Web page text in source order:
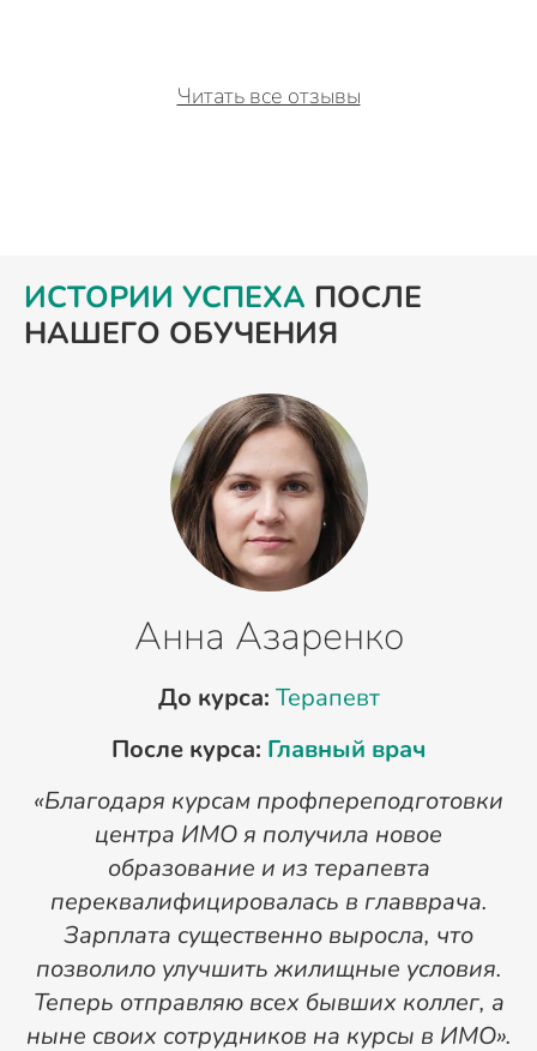
Читать все отзывы
ИСТОРИИ УСПЕХА ПОСЛЕ
НАШЕГО ОБУЧЕНИЯ
Анна Азаренко
До курса: Терапевт
После курса: Главный врач
«Благодаря курсам профпереподготовки
центра ИМО я получила новое
образование и из терапевта
переквалифицировалась в главврача.
Зарплата существенно выросла, что
позволило улучшить жилищные условия.
Теперь отправляю всех бывших коллег, а
ныне своих сотрудников на курсы в ИМО».